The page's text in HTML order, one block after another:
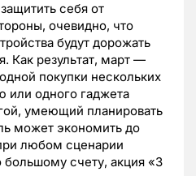
себя от
очевидно, что
будут дорожать
Как результат, март —
покупки нескольких
или одного гаджета
умеющий планировать
может экономить до
любом сценарии
большому счету, акция «3